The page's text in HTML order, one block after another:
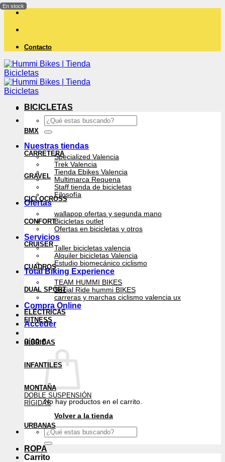
Saltar
contenido
Contacto
Buscar
por:
Nuestras tiendas
Specialized Valencia
Trek Valencia
Tienda Ebikes Valencia
Multimarca Requena
Staff tienda de bicicletas
Filosofía
Ofertas
wallapop ofertas y segunda mano
Bicicletas outlet
Ofertas en bicicletas y otros
Servicios
Taller bicicletas valencia
Alquiler bicicletas Valencia
Estudio biomecánico ciclismo
Total Biking Experience
TEAM HUMMI BIKES
Social Ride hummi BIKES
carreras y marchas ciclismo valencia ux
Compra Online
Acceder
0,00€
No hay productos en el carrito.
Volver a la tienda
Buscar
por:
Carrito
BICICLETAS
BMX
CARRETERA
GRAVEL
CICLOCROSS
CONFORT
CRUISER
CUADROS
DUAL SPORT
ELÉCTRICAS
FITNESS
HÍBRIDAS
INFANTILES
MONTAÑA
DOBLE SUSPENSIÓN
RÍGIDAS
URBANAS
ROPA